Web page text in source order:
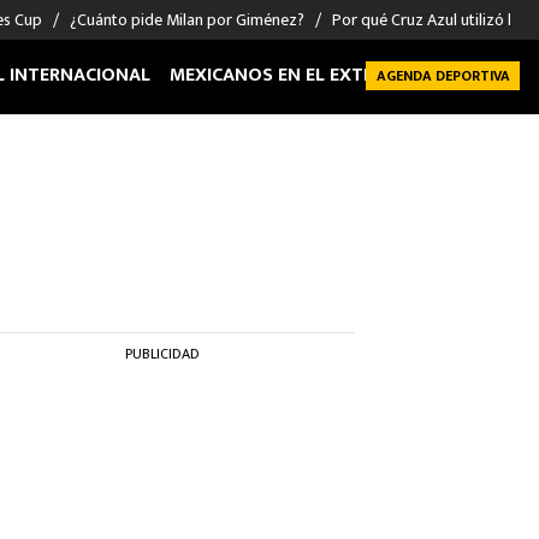
Cup ¿Cuánto pide Milan por Giménez? Por qué Cruz Azul utilizó la
INTERNACIONAL MEXICANOS EN EL EXTRANJERO FUTBOL
AGENDA DEPORTIVA
PUBLICIDAD